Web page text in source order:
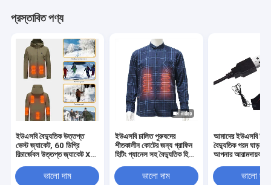
প্রস্তাবিত পণ্য
ইউএসবি বৈদ্যুতিক উত্তপ্ত
ভেস্ট জ্যাকেট, 60 ডিগ্রি
রিচার্জেবল উত্তপ্ত জ্যাকেট Xf
পোশাক
ভালো দাম
ইউএসবি চালিত পুরুষদের
শীতকালীন কোটের জন্য গ্রাফিন
হিটিং প্যানেল সহ বৈদ্যুতিক হিটিং
ভালো দাম
আমাদের ইউএসবি
বৈদ্যুতিক গরম ঘাড়
আপনার আরামদায়কতা
ভালো দাম